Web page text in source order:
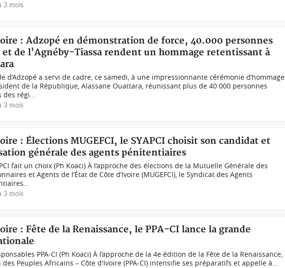
3 mois
: Adzopé en démonstration de force, 40.000 personnes
et de l'Agnéby-Tiassa rendent un hommage retentissant à
d’Adzopé a servi de cadre, ce samedi, à une impressionnante cérémonie d’hommage
de la République, Alassane Ouattara, réunissant plus de 40 000 personnes
des régi...
3 mois
: Élections MUGEFCI, le SYAPCI choisit son candidat et
générale des agents pénitentiaires
fait un choix (Ph Koaci) À l’approche des élections de la Mutuelle Générale des
et Agents de l’État de Côte d’Ivoire (MUGEFCI), le Syndicat des Agents
3 mois
: Fête de la Renaissance, le PPA-CI lance la grande
PPA-CI (Ph Koaci) À l’approche de la 4e édition de la Fête de la Renaissance,
des Peuples Africains – Côte d'Ivoire (PPA-CI) intensifie ses préparatifs et appelle à...